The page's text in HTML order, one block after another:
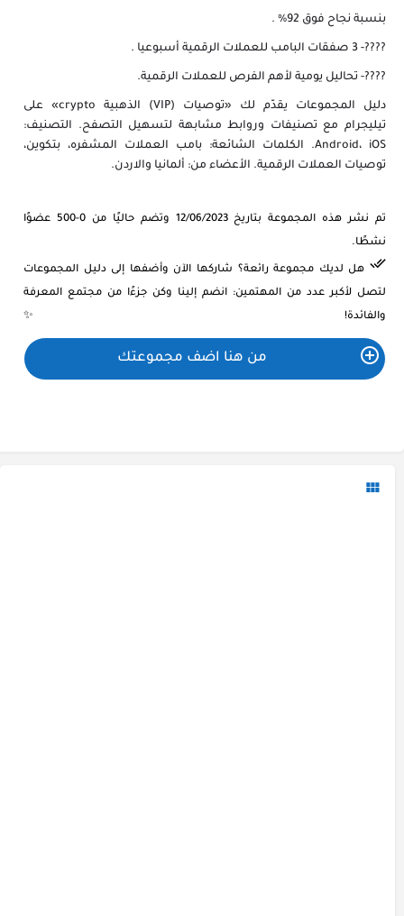
بنسبة نجاح فوق 92% .
????️- 3 صفقات البامب للعملات الرقمية أسبوعيا .
????️- تحاليل يومية لأهم الفرص للعملات الرقمية.
دليل المجموعات يقدّم لك «توصيات (VIP) الذهبية crypto» على
تيليجرام مع تصنيفات وروابط مشابهة لتسهيل التصفح. التصنيف:
Android، iOS. الكلمات الشائعة: بامب العملات المشفره، بتكوين،
توصيات العملات الرقمية. الأعضاء من: ألمانيا والاردن.
تم نشر هذه المجموعة بتاريخ 12/06/2023 وتضم حاليًا من 0-500 عضوًا
نشطًا.
هل لديك مجموعة رائعة؟ شاركها الآن وأضفها إلى دليل المجموعات
لتصل لأكبر عدد من المهتمين: انضم إلينا وكن جزءًا من مجتمع المعرفة
والفائدة! ✨
من هنا اضف مجموعتك